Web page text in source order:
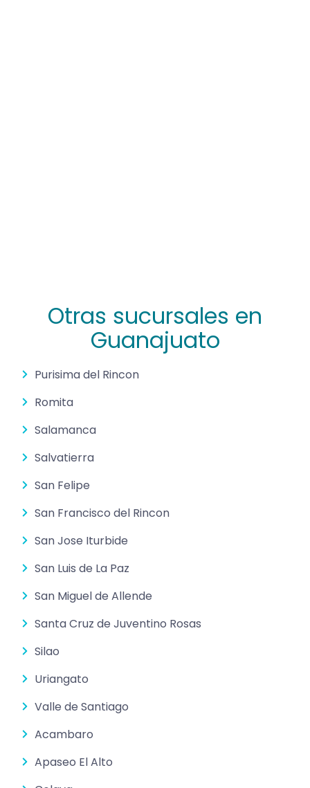
Otras sucursales en
Guanajuato
Purisima del Rincon
Romita
Salamanca
Salvatierra
San Felipe
San Francisco del Rincon
San Jose Iturbide
San Luis de La Paz
San Miguel de Allende
Santa Cruz de Juventino Rosas
Silao
Uriangato
Valle de Santiago
Acambaro
Apaseo El Alto